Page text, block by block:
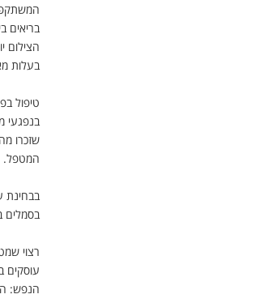
בריאים
הצילום
בעלות
טיפול
בנפגעי
שזכרו
המטפל.
בבחינת
בסמלים
רצוי
עוסקים
הנפש: